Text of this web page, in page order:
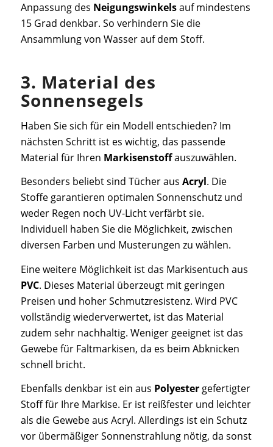
Anpassung des Neigungswinkelsauf mindestens
15 Grad denkbar. So verhindern Sie die
Ansammlung von Wasser auf dem Stoff.
3. Material des
Sonnensegels
Haben Sie sich für ein Modell entschieden? Im
nächsten Schritt ist es wichtig, das passende
Material für Ihren Markisenstoffauszuwählen.
Besonders beliebt sind Tücher aus Acryl. Die
Stoffe garantieren optimalen Sonnenschutz und
weder Regen noch UV-Licht verfärbt sie.
Individuell haben Sie die Möglichkeit, zwischen
diversen Farben und Musterungen zu wählen.
Eine weitere Möglichkeit ist das Markisentuch aus
PVC. Dieses Material überzeugt mit geringen
Preisen und hoher Schmutzresistenz. Wird PVC
vollständig wiederverwertet, ist das Material
zudem sehr nachhaltig. Weniger geeignet ist das
Gewebe für Faltmarkisen, da es beim Abknicken
schnell bricht.
Ebenfalls denkbar ist ein aus Polyestergefertigter
Stoff für Ihre Markise. Er ist reißfester und leichter
als die Gewebe aus Acryl. Allerdings ist ein Schutz
vor übermäßiger Sonnenstrahlung nötig, da sonst